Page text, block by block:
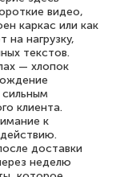
видео,
каркас или как
на нагрузку,
текстов.
— хлопок
клиента.
к
доставки
неделю